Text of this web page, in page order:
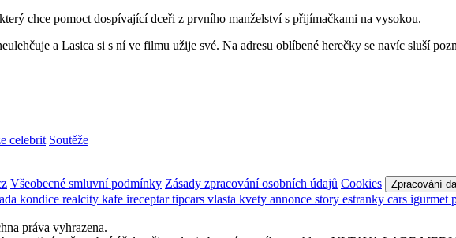
chce pomoct dospívající dceři z prvního manželství s přijímačkami na vysokou.
a Lasica si s ní ve filmu užije své. Na adresu oblíbené herečky se navíc sluší
celebrit Soutěže
Všeobecné smluvní podmínky Zásady zpracování osobních údajů Cookies Zpracování
kondice realcity kafe ireceptartipcars vlasta kvety annonce story estranky cars igurmet
práva vyhrazena.